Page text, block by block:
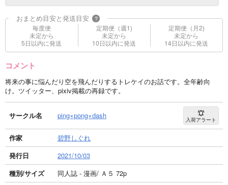
おまとめ目安と発送目安 ?
毎度便
未定から
5日以内に発送
定期便（週1)
未定から
10日以内に発送
定期便（月2)
未定から
14日以内に発送
コメント
将来の事に悩んだり空を飛んだりするトレケイのお話です。全年齢向
け。ツイッター、pixiv掲載の再録です。
サークル名 ping×pong×dash 入荷アラート
作家
碧野しぐれ
発行日
2021/10/03
種別/サイズ
同人誌 - 漫画/ Ａ５ 72p